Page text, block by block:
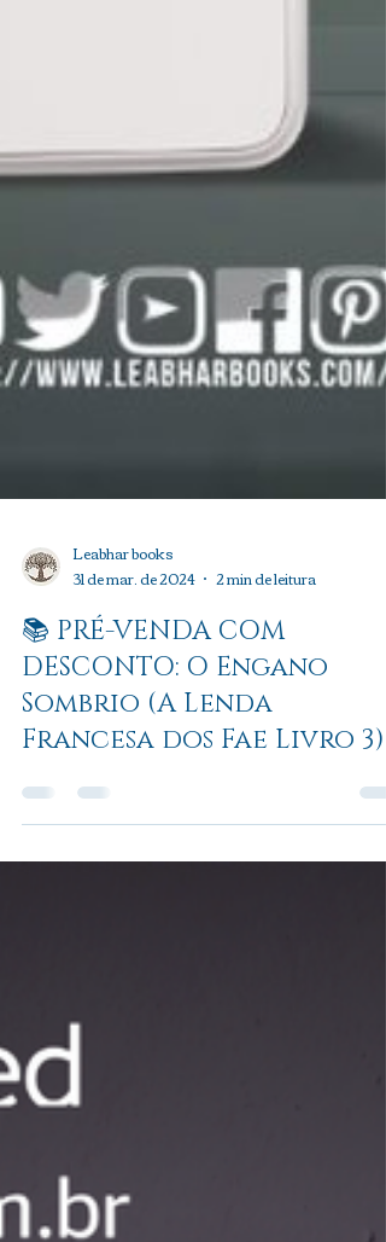
31 de mar. de 2024
2 min de leitura
📚 PRÉ-VENDA COM
DESCONTO: O Engano
Sombrio (A Lenda
Francesa dos Fae Livro 3)